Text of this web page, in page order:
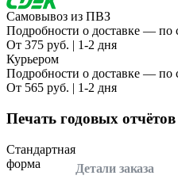
Самовывоз из ПВЗ
Подробности о доставке — по
От 375 руб. | 1-2 дня
Курьером
Подробности о доставке — по
От 565 руб. | 1-2 дня
Печать годовых
Стандартная
форма
Детали заказа